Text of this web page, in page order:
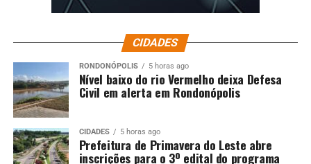
CIDADES
RONDONÓPOLIS 5 horas ago
Nível baixo do rio Vermelho deixa Defesa
Civil em alerta em Rondonópolis
CIDADES 5 horas ago
Prefeitura de Primavera do Leste abre
inscrições para o 3º edital do programa